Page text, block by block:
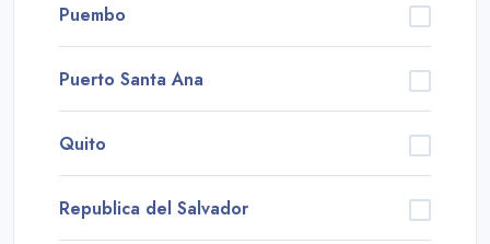
Puembo
Puerto Santa Ana
Quito
Republica del Salvador